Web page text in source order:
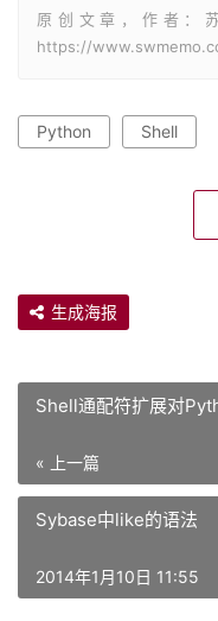
原创文章，作者：
https://
Python Shell
生成海报
Shell通配符扩展对
« 上一篇
Sybase中like的语法
2014年1月10日 11:55